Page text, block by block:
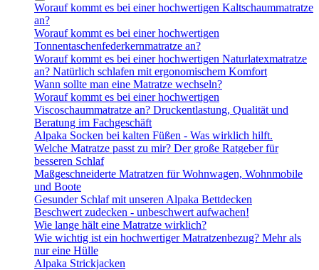
Worauf kommt es bei einer hochwertigen Kaltschaummatratze
an?
Worauf kommt es bei einer hochwertigen
Tonnentaschenfederkernmatratze an?
Worauf kommt es bei einer hochwertigen Naturlatexmatratze
an? Natürlich schlafen mit ergonomischem Komfort
Wann sollte man eine Matratze wechseln?
Worauf kommt es bei einer hochwertigen
Viscoschaummatratze an? Druckentlastung, Qualität und
Beratung im Fachgeschäft
Alpaka Socken bei kalten Füßen - Was wirklich hilft.
Welche Matratze passt zu mir? Der große Ratgeber für
besseren Schlaf
Maßgeschneiderte Matratzen für Wohnwagen, Wohnmobile
und Boote
Gesunder Schlaf mit unseren Alpaka Bettdecken
Beschwert zudecken - unbeschwert aufwachen!
Wie lange hält eine Matratze wirklich?
Wie wichtig ist ein hochwertiger Matratzenbezug? Mehr als
nur eine Hülle
Alpaka Strickjacken